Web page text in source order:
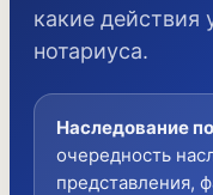
какие
нотариуса.
Наследование
очередность
представления,